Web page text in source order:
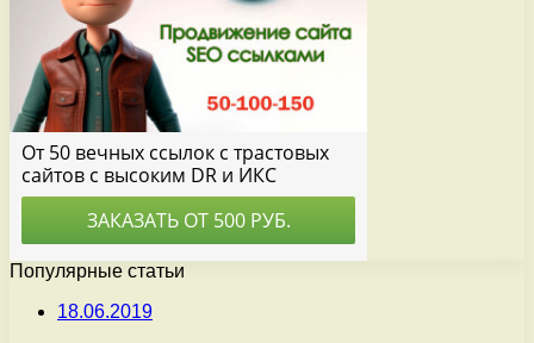
Популярные статьи
18.06.2019